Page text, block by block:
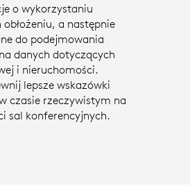
o wykorzystaniu
a następnie
do podejmowania
danych dotyczących
i nieruchomości.
lepsze wskazówki
czasie rzeczywistym na
sal konferencyjnych.